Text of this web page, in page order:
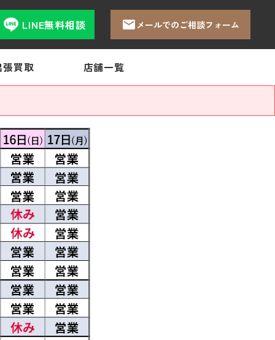
LINE無料相談 メールでのご相談フォーム
張買取 店舗一覧